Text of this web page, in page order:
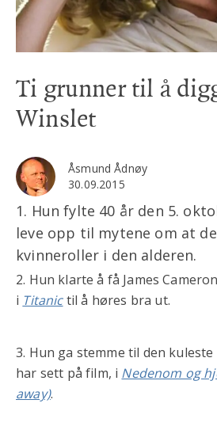
Ti grunner til å
Winslet
Åsmund Ådnøy
30.09.2015
1. Hun fylte 40 år den 5.
leve opp til mytene om at
kvinneroller i den alderen.
2. Hun klarte å få James
i Titanictil å høres bra ut.
3. Hun ga stemme til den
har sett på film, i Nedenom og
away).